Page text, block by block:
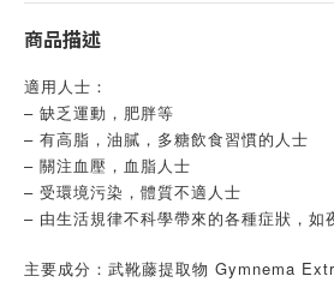
商品描述
適用人士：
– 缺乏運動，肥胖等
– 有高脂，油膩，多糖飲食習慣的人士
– 關注血壓，血脂人士
– 受環境污染，體質不適人士
– 由生活規律不科學帶來的各種症狀，如
主要成分：武靴藤提取物 Gymnema